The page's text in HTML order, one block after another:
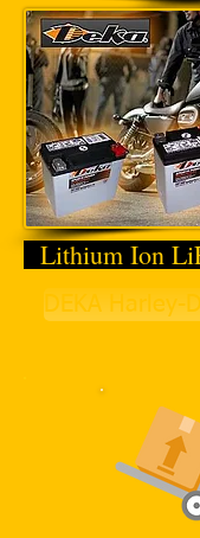
Lithium Ion
DEKA Harley-